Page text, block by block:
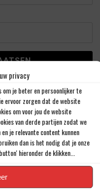
privacy
om je beter en persoonlijker te
ervoor zorgen dat de website
om voor jou de website
van derde partijen zodat we
je relevante content kunnen
dan is het nodig dat je onze
hieronder de klikken...
STAAT VOOR
AVONTUUR’